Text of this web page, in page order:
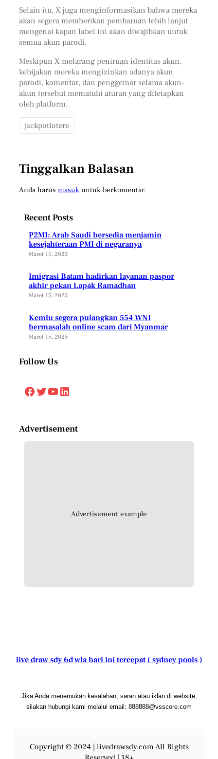
Selain itu, X juga menginformasikan bahwa mereka
akan segera memberikan pembaruan lebih lanjut
mengenai kapan label ini akan diwajibkan untuk
semua akun parodi.
Meskipun X melarang peniruan identitas akun,
kebijakan mereka mengizinkan adanya akun
parodi, komentar, dan penggemar selama akun-
akun tersebut mematuhi aturan yang ditetapkan
oleh platform.
jackpotlotere
Tinggalkan Balasan
Anda harus masukuntuk berkomentar.
Recent Posts
P2MI: Arab Saudi bersedia menjamin
kesejahteraan PMI di negaranya
Maret 15, 2025
Imigrasi Batam hadirkan layanan paspor
akhir pekan Lapak Ramadhan
Maret 15, 2025
Kemlu segera pulangkan 554 WNI
bermasalah online scam dari Myanmar
Maret 15, 2025
Follow Us
Facebook Twitter YouTube LinkedIn
Advertisement
Advertisement example
live draw sdy 6d wla hari ini tercepat ( sydney pools )
Jika Anda menemukan kesalahan, saran atau iklan di website,
silakan hubungi kami melalui email: 888888@vsscore.com
Copyright © 2024 | livedrawsdy.com All Rights